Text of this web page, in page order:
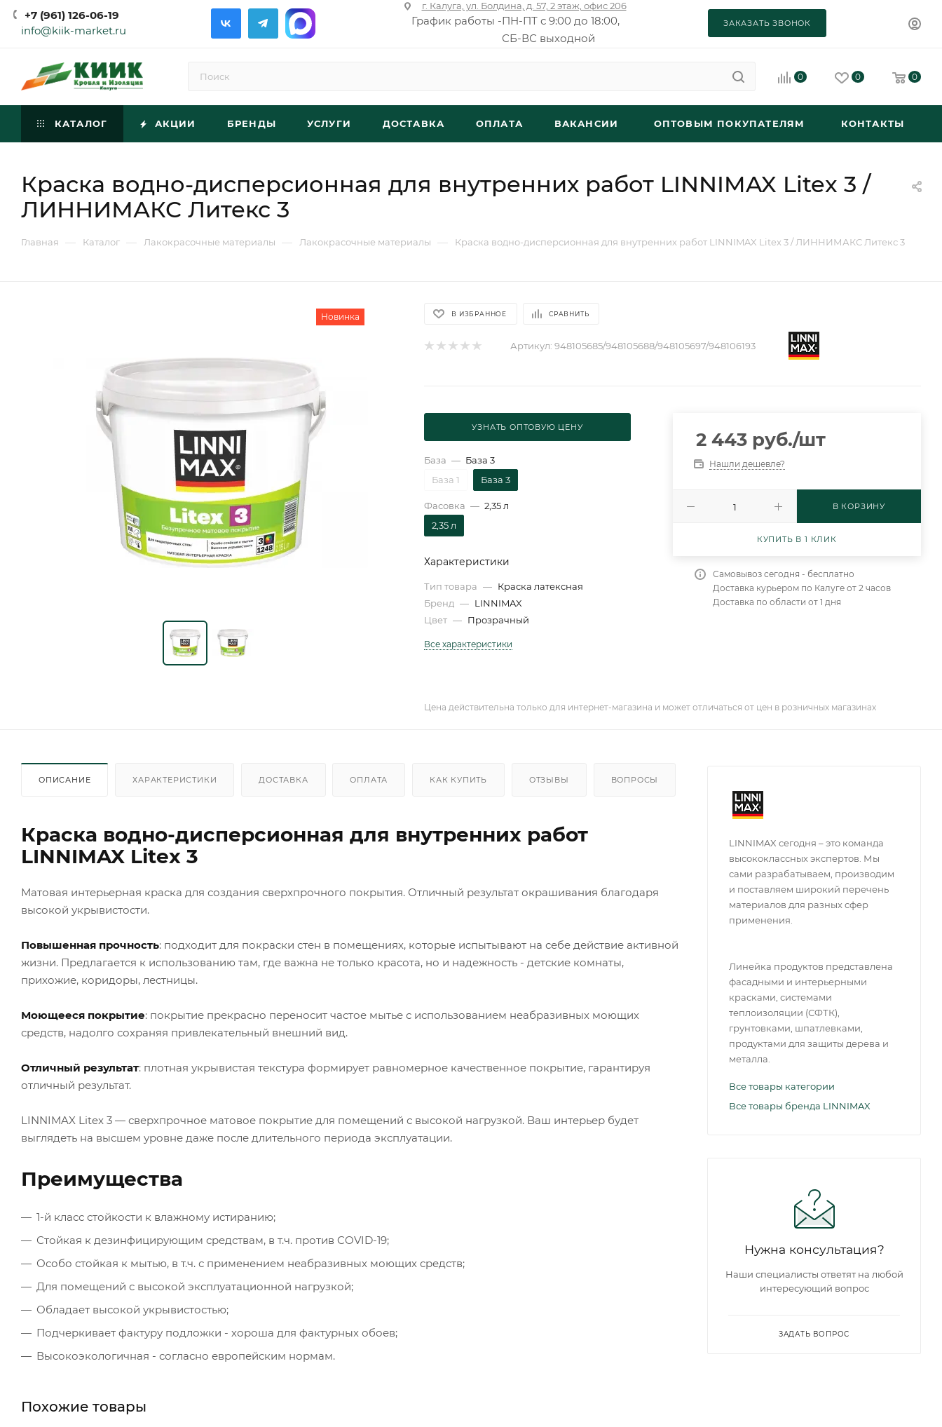
+7 (961) 126-06-19
info@kiik-market.ru
г. Калуга, ул. Болдина, д. 57, 2 этаж, офис 206
График работы -ПН-ПТ с 9:00 до 18:00,
СБ-ВС выходной
ЗАКАЗАТЬ ЗВОНОК
0 0 0
КАТАЛОГ АКЦИИ БРЕНДЫ УСЛУГИ ДОСТАВКА ОПЛАТА ВАКАНСИИ ОПТОВЫМ ПОКУПАТЕЛЯМ КОНТАКТЫ
Краска водно-дисперсионная для внутренних работ LINNIMAX Litex 3 /
ЛИННИМАКС Литекс 3
Главная — Каталог — Лакокрасочные материалы — Лакокрасочные материалы — Краска водно-дисперсионная для внутренних работ LINNIMAX Litex 3 / ЛИННИМАКС Литекс 3
Новинка В ИЗБРАННОЕ СРАВНИТЬ
Артикул: 948105685/948105688/948105697/948106193
УЗНАТЬ ОПТОВУЮ ЦЕНУ
База — База 3
База 1
База 3
Фасовка — 2,35 л
2,35 л
Характеристики
Тип товара — Краска латексная
Бренд — LINNIMAX
Цвет — Прозрачный
Все характеристики
2 443руб./шт
Нашли дешевле?
В КОРЗИНУ
КУПИТЬ В 1 КЛИК
Самовывоз сегодня - бесплатно
Доставка курьером по Калуге от 2 часов
Доставка по области от 1 дня
Цена действительна только для интернет-магазина и может отличаться от цен в розничных магазинах
ОПИСАНИЕ ХАРАКТЕРИСТИКИ ДОСТАВКА ОПЛАТА КАК КУПИТЬ ОТЗЫВЫ ВОПРОСЫ
Краска водно-дисперсионная для внутренних работ
LINNIMAX Litex 3
Матовая интерьерная краска для создания сверхпрочного покрытия. Отличный результат окрашивания благодаря
высокой укрывистости.
Повышенная прочность: подходит для покраски стен в помещениях, которые испытывают на себе действие активной
жизни. Предлагается к использованию там, где важна не только красота, но и надежность - детские комнаты,
прихожие, коридоры, лестницы.
Моющееся покрытие: покрытие прекрасно переносит частое мытье с использованием неабразивных моющих
средств, надолго сохраняя привлекательный внешний вид.
Отличный результат: плотная укрывистая текстура формирует равномерное качественное покрытие, гарантируя
отличный результат.
LINNIMAX Litex 3 — сверхпрочное матовое покрытие для помещений с высокой нагрузкой. Ваш интерьер будет
выглядеть на высшем уровне даже после длительного периода эксплуатации.
Преимущества
1-й класс стойкости к влажному истиранию;
Стойкая к дезинфицирующим средствам, в т.ч. против COVID-19;
Особо стойкая к мытью, в т.ч. с применением неабразивных моющих средств;
Для помещений с высокой эксплуатационной нагрузкой;
Обладает высокой укрывистостью;
Подчеркивает фактуру подложки - хороша для фактурных обоев;
Высокоэкологичная - согласно европейским нормам.
Похожие товары
LINNIMAX сегодня – это команда
высококлассных экспертов. Мы
сами разрабатываем, производим
и поставляем широкий перечень
материалов для разных сфер
применения.
Линейка продуктов представлена
фасадными и интерьерными
красками, системами
теплоизоляции (СФТК),
грунтовками, шпатлевками,
продуктами для защиты дерева и
металла.
Все товары категории
Все товары бренда LINNIMAX
Нужна консультация?
Наши специалисты ответят на любой
интересующий вопрос
ЗАДАТЬ ВОПРОС